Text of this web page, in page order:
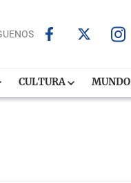
CULTURA MUNDO